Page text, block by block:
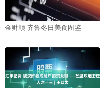
金财顺 齐鲁冬日美食图鉴